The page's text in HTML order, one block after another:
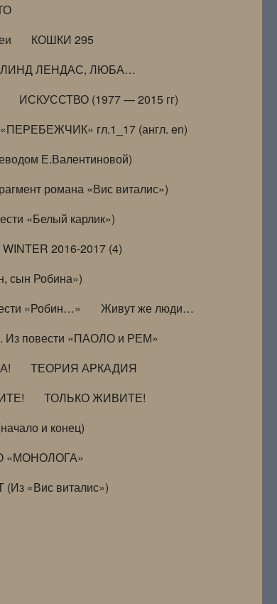
КОШКИ 295
ЛИНД ЛЕНДАС, ЛЮБА…
ИСКУССТВО (1977 — 2015 гг)
гл.1_17 (англ. en)
Е.Валентиновой)
романа «Вис виталис»)
«Белый карлик»)
WINTER 2016-2017 (4)
сын Робина»)
«Робин…»
Живут же люди…
Из повести «ПАОЛО и РЕМ»
ТЕОРИЯ АРКАДИЯ
ТОЛЬКО ЖИВИТЕ!
и конец)
«МОНОЛОГА»
«Вис виталис»)